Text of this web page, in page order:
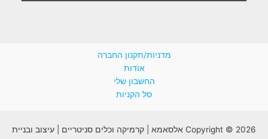
מדניות/תקנון החברה
אודות
החשבון שלי
סל הקניות
Copyright © 2026 אלסאמא | קרמיקה וכלים סניטריים | עיצוב ובניית